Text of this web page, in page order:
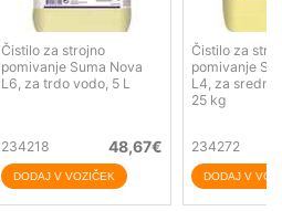
Čistilo za strojno
pomivanje Suma Nova
L6, za trdo vodo, 5 L
234218 48,67€
Čistilo za
pomivanje
L4, za
25 kg
234272